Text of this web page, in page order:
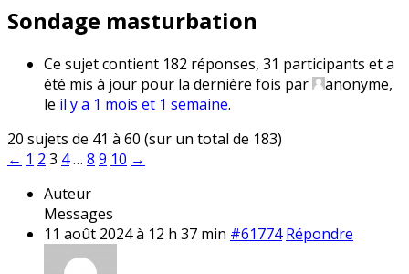
Sondage masturbation
Ce sujet contient 182 réponses, 31 participants et a
été mis à jour pour la dernière fois par
anonyme,
le il y a 1 mois et 1 semaine.
20 sujets de 41 à 60 (sur un total de 183)
← 1 2 3 4… 8 9 10 →
Auteur
Messages
11 août 2024 à 12 h 37 min #61774 Répondre